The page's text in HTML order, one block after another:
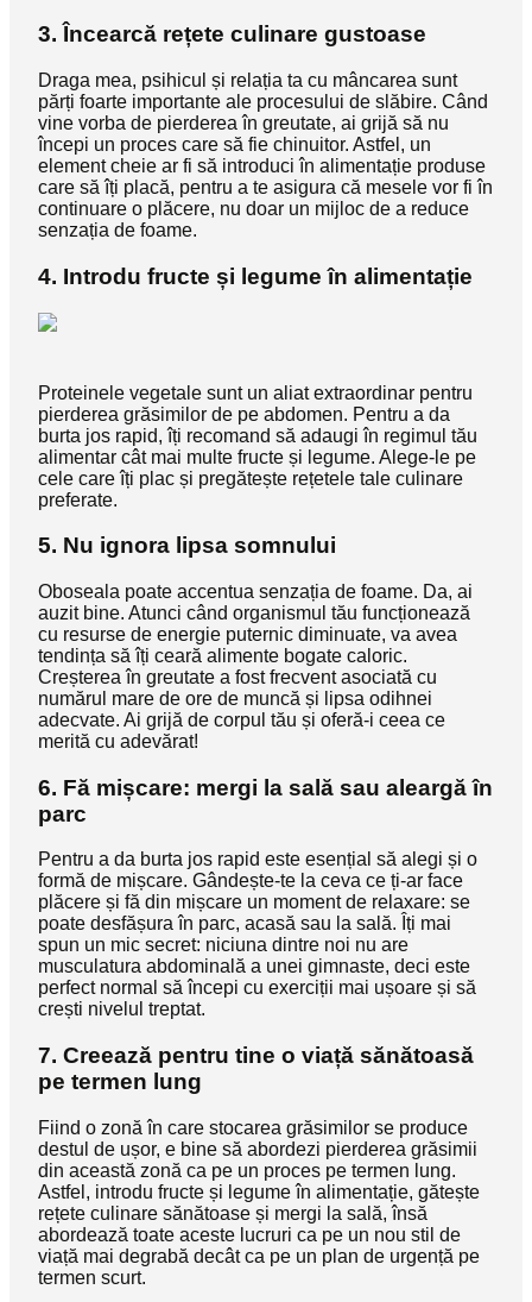
3. Încearcă rețete culinare gustoase
Draga mea, psihicul și relația ta cu mâncarea sunt
părți foarte importante ale procesului de slăbire. Când
vine vorba de pierderea în greutate, ai grijă să nu
începi un proces care să fie chinuitor. Astfel, un
element cheie ar fi să introduci în alimentație produse
care să îți placă, pentru a te asigura că mesele vor fi în
continuare o plăcere, nu doar un mijloc de a reduce
senzația de foame.
4. Introdu fructe și legume în alimentație
Proteinele vegetale sunt un aliat extraordinar pentru
pierderea grăsimilor de pe abdomen. Pentru a da
burta jos rapid, îți recomand să adaugi în regimul tău
alimentar cât mai multe fructe și legume. Alege-le pe
cele care îți plac și pregătește rețetele tale culinare
preferate.
5. Nu ignora lipsa somnului
Oboseala poate accentua senzația de foame. Da, ai
auzit bine. Atunci când organismul tău funcționează
cu resurse de energie puternic diminuate, va avea
tendința să îți ceară alimente bogate caloric.
Creșterea în greutate a fost frecvent asociată cu
numărul mare de ore de muncă și lipsa odihnei
adecvate. Ai grijă de corpul tău și oferă-i ceea ce
merită cu adevărat!
6. Fă mișcare: mergi la sală sau aleargă în
parc
Pentru a da burta jos rapid este esențial să alegi și o
formă de mișcare. Gândește-te la ceva ce ți-ar face
plăcere și fă din mișcare un moment de relaxare: se
poate desfășura în parc, acasă sau la sală. Îți mai
spun un mic secret: niciuna dintre noi nu are
musculatura abdominală a unei gimnaste, deci este
perfect normal să începi cu exerciții mai ușoare și să
crești nivelul treptat.
7. Creează pentru tine o viață sănătoasă
pe termen lung
Fiind o zonă în care stocarea grăsimilor se produce
destul de ușor, e bine să abordezi pierderea grăsimii
din această zonă ca pe un proces pe termen lung.
Astfel, introdu fructe și legume în alimentație, gătește
rețete culinare sănătoase și mergi la sală, însă
abordează toate aceste lucruri ca pe un nou stil de
viață mai degrabă decât ca pe un plan de urgență pe
termen scurt.